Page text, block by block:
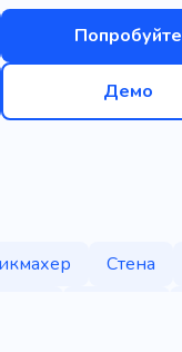
Попробуйте
Демо
Стена